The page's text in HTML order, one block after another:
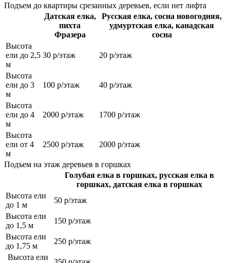
Подъем до квартиры срезанных деревьев, если нет лифта
Датская елка,
пихта
Фразера
Русская елка, сосна новогодняя,
удмуртская елка, канадская
сосна
Высота
ели до 2,5
м
30 р/этаж 20 р/этаж
Высота
ели до 3
м
100 р/этаж 40 р/этаж
Высота
ели до 4
м
2000 р/этаж 1700 р/этаж
Высота
ели от 4
м
2500 р/этаж 2000 р/этаж
Подъем на этаж деревьев в горшках
Голубая елка в горшках, русская елка в
горшках, датская елка в горшках
Высота ели
до 1 м
50 р/этаж
Высота ели
до 1,5 м
150 р/этаж
Высота ели
до 1,75 м
250 р/этаж
Высота ели